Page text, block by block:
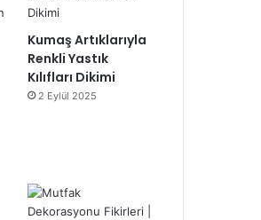
Kumaş Artıklarıyla
Renkli Yastık
Kılıfları Dikimi
2 Eylül 2025